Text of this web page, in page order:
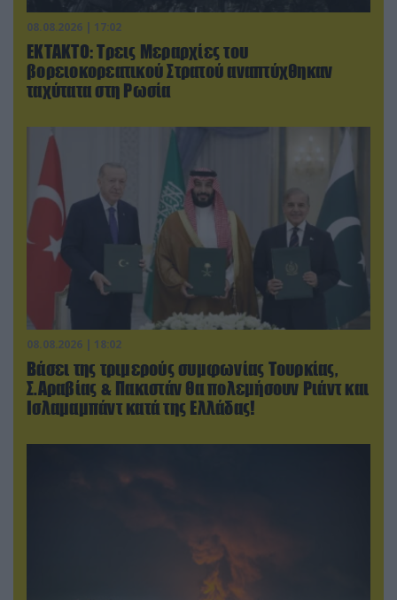
08.08.2026 | 17:02
ΕΚΤΑΚΤΟ: Τρεις Μεραρχίες του
βορειοκορεατικού Στρατού αναπτύχθηκαν
ταχύτατα στη Ρωσία
08.08.2026 | 18:02
Βάσει της τριμερούς συμφωνίας Τουρκίας,
Σ.Αραβίας & Πακιστάν θα πολεμήσουν Ριάντ και
Ισλαμαμπάντ κατά της Ελλάδας!